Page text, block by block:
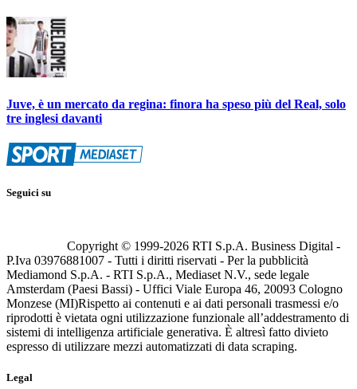
Juve, è un mercato da regina: finora ha speso più del Real, solo
tre inglesi davanti
Seguici su
Copyright © 1999-2026 RTI S.p.A. Business Digital -
P.Iva 03976881007 - Tutti i diritti riservati - Per la pubblicità
Mediamond S.p.A. - RTI S.p.A., Mediaset N.V., sede legale
Amsterdam (Paesi Bassi) - Uffici Viale Europa 46, 20093 Cologno
Monzese (MI)Rispetto ai contenuti e ai dati personali trasmessi e/o
riprodotti è vietata ogni utilizzazione funzionale all’addestramento di
sistemi di intelligenza artificiale generativa. È altresì fatto divieto
espresso di utilizzare mezzi automatizzati di data scraping.
Legal